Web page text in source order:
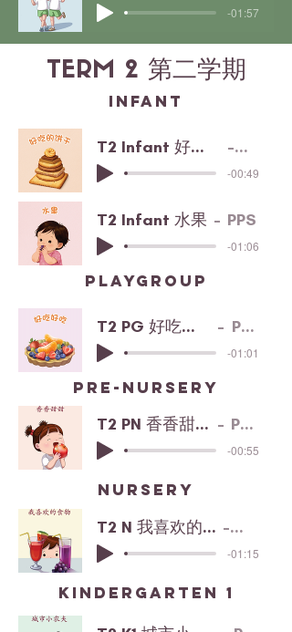
-01:57
TERM 2 第二学期
INFANT
T2 Infant 好吃的饼干 PPS
-00:49
T2 Infant 水果 PPS
-01:06
playgroup
T2 PG 好吃好吃 PPS
-01:01
pre-nursery
T2 PN 香香甜甜
PPS
-00:55
nursery
T2 N 我喜欢的食物
PPS
-01:15
kindergarten 1